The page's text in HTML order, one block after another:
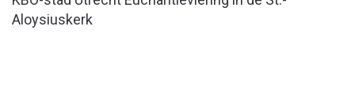
Aloysiuskerk